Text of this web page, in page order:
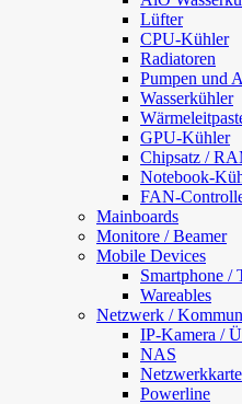
Lüfter
CPU-Kühler
Radiatoren
Pumpen und
Wasserkühler
GPU-Kühler
Chipsatz /
Notebook-
FAN-
Mainboards
Monitore / Beamer
Mobile Devices
Smartphone /
Wareables
Netzwerk /
IP-Kamera /
NAS
Powerline